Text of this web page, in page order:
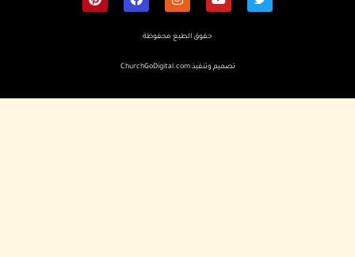
حقوق الطبع محفوظة
تصميم وتنفيذChurchGoDigital.com